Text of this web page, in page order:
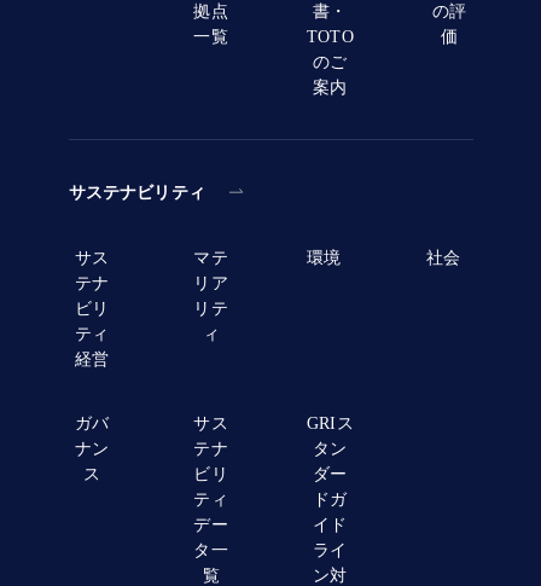
拠点
一覧
書・
TOTO
のご
案内
の評
価
サステナビリティ
サス
テナ
ビリ
ティ
経営
マテ
リア
リテ
ィ
環境 社会
ガバ
ナン
ス
サス
テナ
ビリ
ティ
デー
タ一
覧
GRIス
タン
ダー
ドガ
イド
ライ
ン対